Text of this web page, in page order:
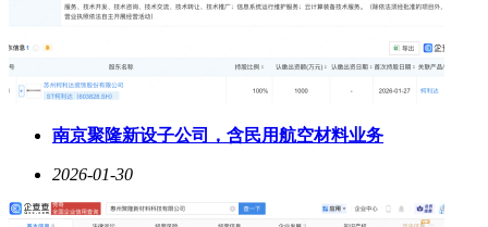
南京聚隆新设子公司，含民用航空材料业务
2026-01-30